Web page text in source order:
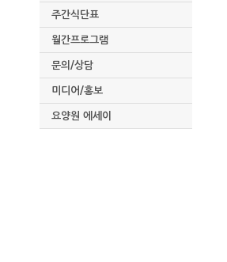
주간식단표
월간프로그램
문의/상담
미디어/홍보
요양원 에세이